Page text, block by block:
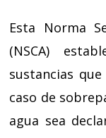
Esta Norma
(NSCA)
sustancias
caso de
agua sea